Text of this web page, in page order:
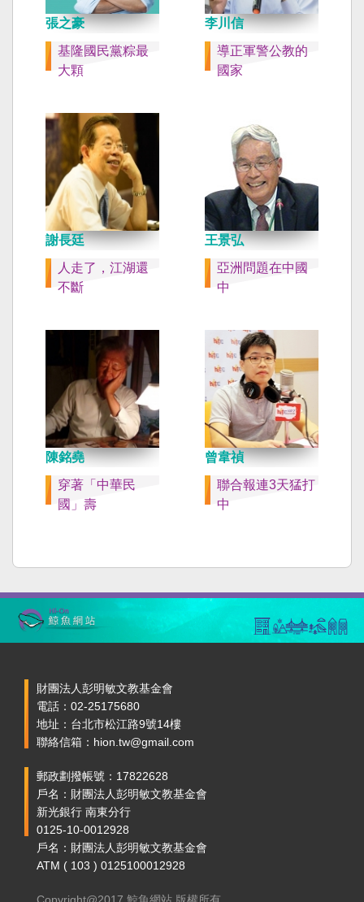
張之豪
基隆國民黨粽最
大顆
李川信
導正軍警公教的
國家
謝長廷
人走了，江湖還
不斷
王景弘
亞洲問題在中國
中
陳銘堯
穿著「中華民
國」壽
曾韋禎
聯合報連3天猛打
中
財團法人彭明敏文教基金會
電話：02-25175680
地址：台北市松江路9號14樓
聯絡信箱：hion.tw@gmail.com
郵政劃撥帳號：17822628
戶名：財團法人彭明敏文教基金會
新光銀行 南東分行
0125-10-0012928
戶名：財團法人彭明敏文教基金會
ATM ( 103 ) 0125100012928